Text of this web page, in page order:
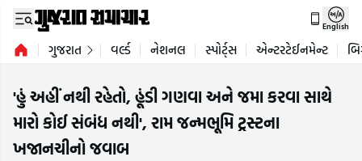
English
ગુજરાત વર્લ્ડ નેશનલ સ્પોર્ટ્સ એન્ટરટેઈનમેન્ટ
'હું અહીં નથી રહેતો, હૂંડી ગણવા અને જમા કરવા સાથે
મારો કોઈ સંબંધ નથી', રામ જન્મભૂમિ ટ્રસ્ટના
ખજાનચીનો જવાબ